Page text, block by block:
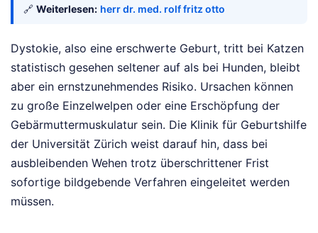
🔗 Weiterlesen: herr dr. med. rolf fritz otto
Dystokie, also eine erschwerte Geburt, tritt bei Katzen
statistisch gesehen seltener auf als bei Hunden, bleibt
aber ein ernstzunehmendes Risiko. Ursachen können
zu große Einzelwelpen oder eine Erschöpfung der
Gebärmuttermuskulatur sein. Die Klinik für Geburtshilfe
der Universität Zürich weist darauf hin, dass bei
ausbleibenden Wehen trotz überschrittener Frist
sofortige bildgebende Verfahren eingeleitet werden
müssen.